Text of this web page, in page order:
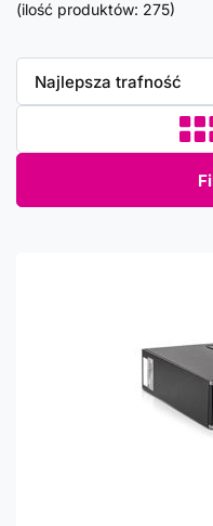
(ilość produktów: 275)
Zmień sortowanie
Najlepsza trafność